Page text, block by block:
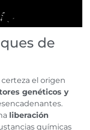
de
el origen
genéticos y
liberación
químicas